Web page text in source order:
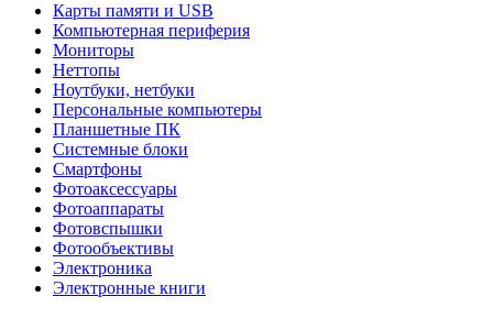
Карты памяти и USB
Компьютерная периферия
Мониторы
Неттопы
Ноутбуки, нетбуки
Персональные компьютеры
Планшетные ПК
Системные блоки
Смартфоны
Фотоаксессуары
Фотоаппараты
Фотовспышки
Фотообъективы
Электроника
Электронные книги